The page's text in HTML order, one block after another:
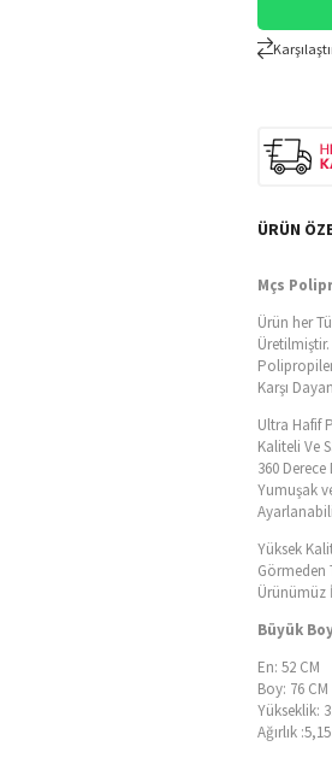
ÜRÜN
Mçs
Ürün her
Üretilmiştir.
Karşı
Ultra Hafif
Kaliteli Ve
360
Yumuşak
Yüksek
Görmeden
Ürünümüz
Büyük
En: 52 CM
Boy: 76 CM
Yükseklik:
Ağırlık